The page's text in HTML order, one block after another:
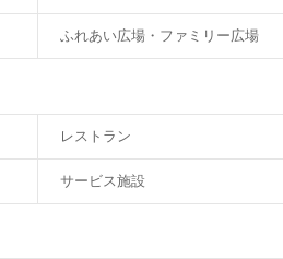
ふれあい広場・ファミリー広場
レストラン
サービス施設